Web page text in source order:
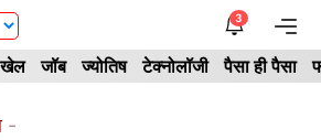
3
खेल जॉब ज्योतिष टेक्नोलॉजी पैसा ही पैसा
-